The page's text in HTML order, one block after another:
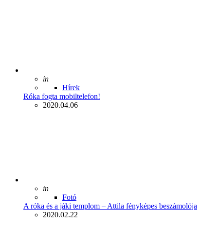
Posted
in
Hírek
Róka fogta mobiltelefon!
2020.04.06
Posted
in
Fotó
A róka és a jáki templom – Attila fényképes beszámolója
2020.02.22